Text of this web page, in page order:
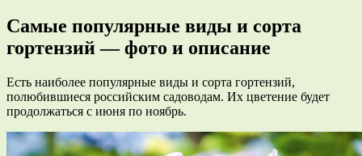
Самые популярные виды и сорта
гортензий — фото и описание
Есть наиболее популярные виды и сорта гортензий,
полюбившиеся российским садоводам. Их цветение будет
продолжаться с июня по ноябрь.